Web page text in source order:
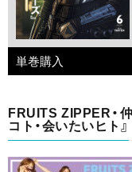
単巻購入
FRUITS
コト・会いたいヒト』